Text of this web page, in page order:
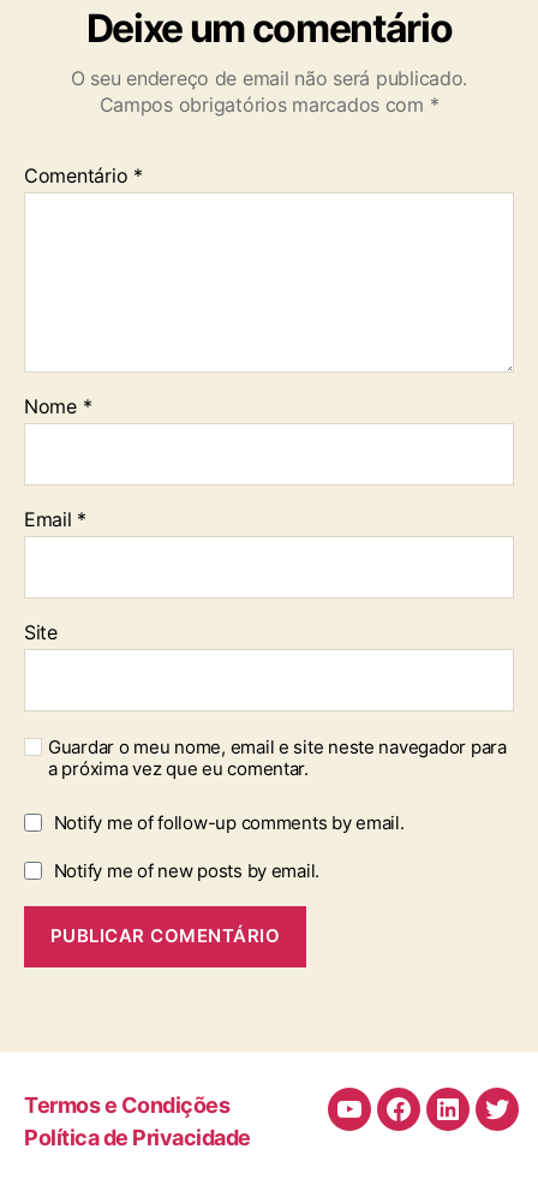
Deixe um comentário
O seu endereço de email não será publicado.
Campos obrigatórios marcados com *
Comentário *
Nome *
Email *
Site
Guardar o meu nome, email e site neste navegador para
a próxima vez que eu comentar.
Notify me of follow-up comments by email.
Notify me of new posts by email.
Termos e Condições
Política de Privacidade
CanalFacebook
LinkedIn